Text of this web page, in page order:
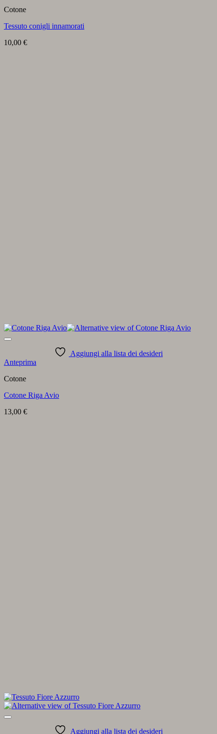
Cotone
Tessuto conigli innamorati
10,00 €
Aggiungi alla lista dei desideri
Anteprima
Cotone
Cotone Riga Avio
13,00 €
Aggiungi alla lista dei desideri